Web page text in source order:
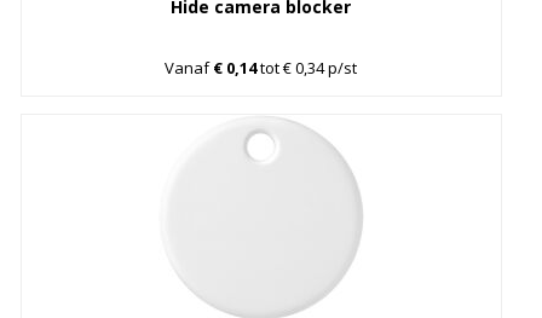
Hide camera blocker
Vanaf€ 0,14tot € 0,34 p/st